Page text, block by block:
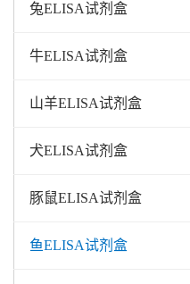
兔ELISA试剂盒
牛ELISA试剂盒
山羊ELISA试剂盒
犬ELISA试剂盒
豚鼠ELISA试剂盒
鱼ELISA试剂盒